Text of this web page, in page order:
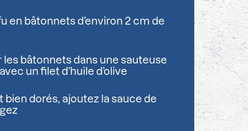
en bâtonnets d’environ 2 cm de
les bâtonnets dans une sauteuse
un filet d’huile d’olive
bien dorés, ajoutez la sauce de